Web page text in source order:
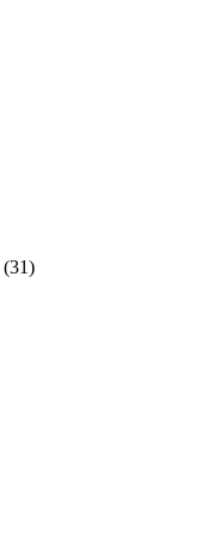
(31)